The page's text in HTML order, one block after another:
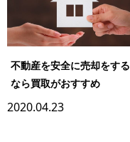
不動産を安全に売却をする
なら買取がおすすめ
2020.04.23